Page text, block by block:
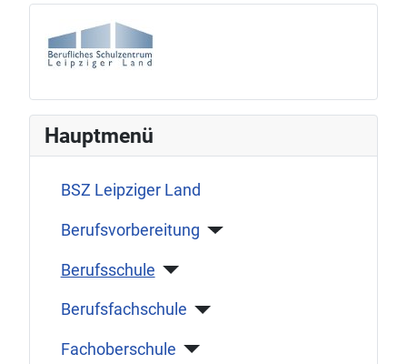
Hauptmenü
BSZ Leipziger Land
Berufsvorbereitung
Berufsschule
Berufsfachschule
Fachoberschule